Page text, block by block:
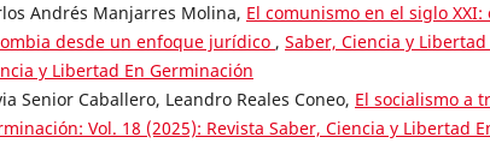
Andrés Manjarres Molina, El comunismo en el siglo
desde un enfoque jurídico , Saber, Ciencia y
y Libertad En Germinación
Senior Caballero, Leandro Reales Coneo, El socialismo a
Vol. 18 (2025): Revista Saber, Ciencia y Libertad